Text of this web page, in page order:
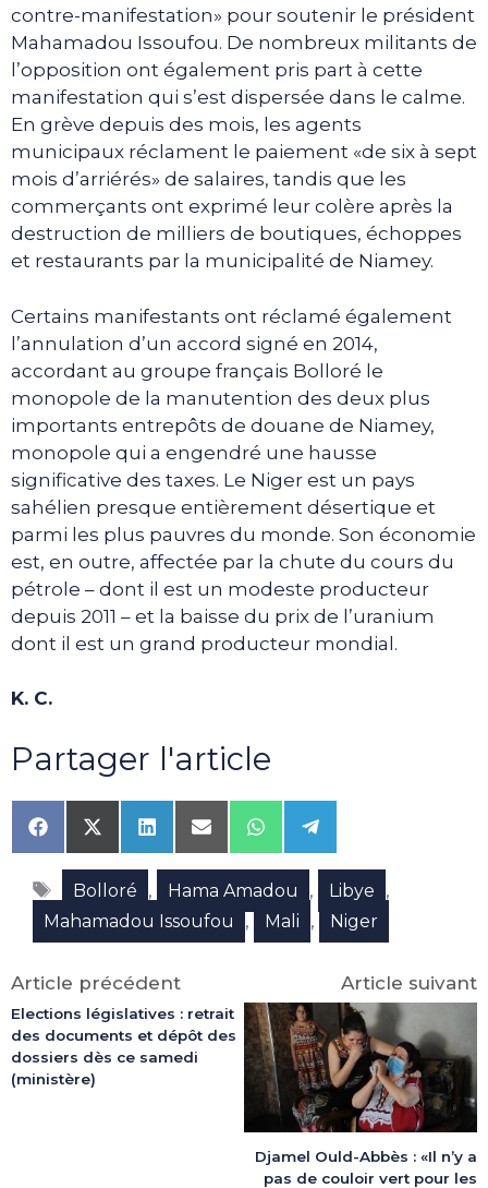
contre-manifestation» pour soutenir le président
Mahamadou Issoufou. De nombreux militants de
l’opposition ont également pris part à cette
manifestation qui s’est dispersée dans le calme.
En grève depuis des mois, les agents
municipaux réclament le paiement «de six à sept
mois d’arriérés» de salaires, tandis que les
commerçants ont exprimé leur colère après la
destruction de milliers de boutiques, échoppes
et restaurants par la municipalité de Niamey.
Certains manifestants ont réclamé également
l’annulation d’un accord signé en 2014,
accordant au groupe français Bolloré le
monopole de la manutention des deux plus
importants entrepôts de douane de Niamey,
monopole qui a engendré une hausse
significative des taxes. Le Niger est un pays
sahélien presque entièrement désertique et
parmi les plus pauvres du monde. Son économie
est, en outre, affectée par la chute du cours du
pétrole – dont il est un modeste producteur
depuis 2011 – et la baisse du prix de l’uranium
dont il est un grand producteur mondial.
K. C.
Partager l'article
Share
on
Facebook
Share
on
X
(Twitter)
Share
on
LinkedIn
Share
on
Email
Share
on
WhatsApp
Share
on
Telegram
Étiquettes
Bolloré , Hama Amadou , Libye ,
Mahamadou Issoufou , Mali , Niger
Article précédent
Elections législatives : retrait
des documents et dépôt des
dossiers dès ce samedi
(ministère)
Article suivant
Djamel Ould-Abbès : «Il n’y a
pas de couloir vert pour les